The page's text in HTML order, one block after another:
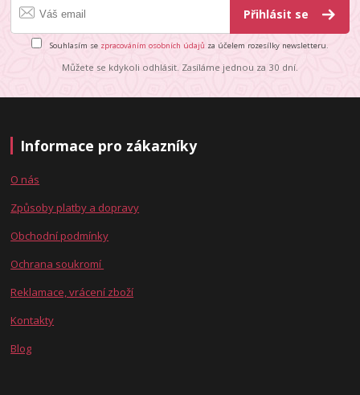
Přihlásit se
Souhlasím se zpracováním osobních údajů za účelem rozesílky newsletteru.
Můžete se kdykoli odhlásit. Zasíláme jednou za 30 dní.
Informace pro zákazníky
O nás
Způsoby platby a dopravy
Obchodní podmínky
Ochrana soukromí
Reklamace, vrácení zboží
Kontakty
Blog